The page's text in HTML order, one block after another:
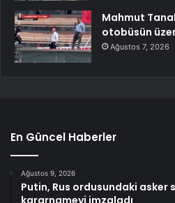
Mahmut
otobüsün
Ağustos 7, 2026
En Güncel Haberler
Ağustos 9, 2026
Putin, Rus ordusundaki asker
kararnameyi imzaladı